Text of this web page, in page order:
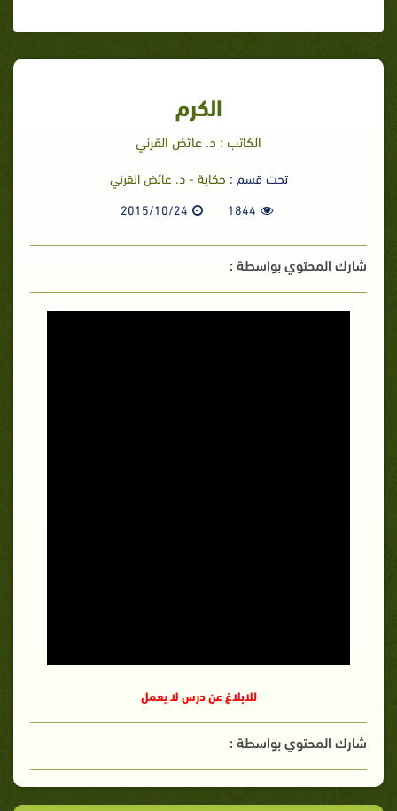
الكرم
الكاتب : د. عائض القرني
تحت قسم : حكاية - د. عائض القرني
1844
2015/10/24
شارك المحتوي بواسطة :
للابلاغ عن درس لا يعمل
شارك المحتوي بواسطة :